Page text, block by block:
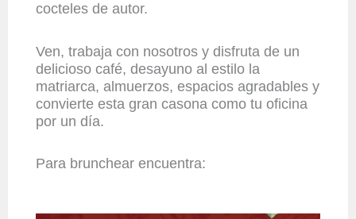
cocteles de autor.
Ven, trabaja con nosotros y disfruta de un
delicioso café, desayuno al estilo la
matriarca, almuerzos, espacios agradables y
convierte esta gran casona como tu oficina
por un día.
Para brunchear encuentra: